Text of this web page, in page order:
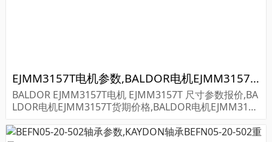
EJMM3157T电机参数,BALDOR电机EJMM3157T重量
BALDOR EJMM3157T电机 EJMM3157T 尺寸参数报价,BA
LDOR电机EJMM3157T货期价格,BALDOR电机EJMM3157